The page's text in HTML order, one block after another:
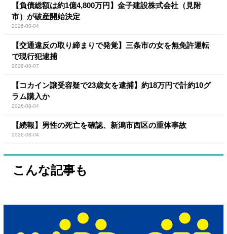
【負債総額は約1億4,800万円】金子建設株式会社（見附
市）が破産開始決定
2026-08-04
【交通違反の取り締まりで発覚】三条市の女を無免許運転
で現行犯逮捕
2026-08-07
【コカイン譲受容疑で23歳女を逮捕】約18万円で計約10グ
ラム購入か
2026-08-04
【続報】男性の死亡を確認、新潟市西区の重体事故
2026-08-04
こんな記事も